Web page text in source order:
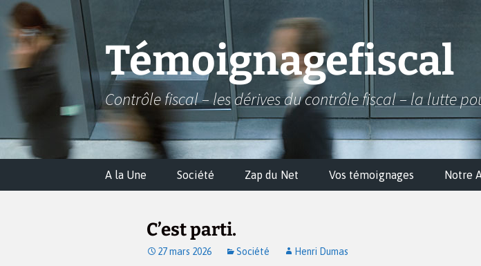
Aller
au
contenu
Témoignagefiscal
Contrôle fiscal – les dérives du contrôle fiscal – la lutte
A la Une Société Zap du Net Vos témoignages Notre
C’est parti.
27 mars 2026 Société Henri Dumas